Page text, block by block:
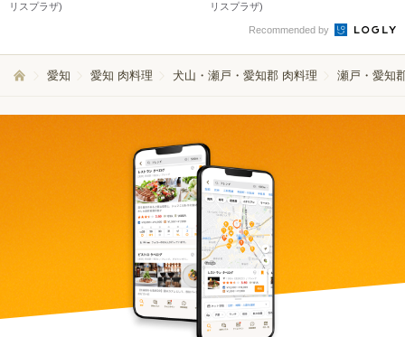
リスプラザ)
リスプラザ)
Recommended by
愛知 愛知 肉料理 犬山・瀬戸・愛知郡 肉料理 瀬戸・愛知